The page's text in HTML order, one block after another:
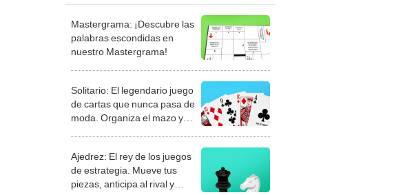
Mastergrama: ¡Descubre las
palabras escondidas en
nuestro Mastergrama!
Solitario: El legendario juego
de cartas que nunca pasa de
moda. Organiza el mazo y
Ajedrez: El rey de los juegos
de estrategia. Mueve tus
piezas, anticipa al rival y